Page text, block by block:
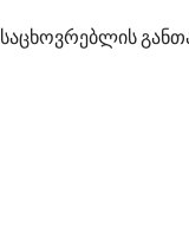
საცხოვრებლის